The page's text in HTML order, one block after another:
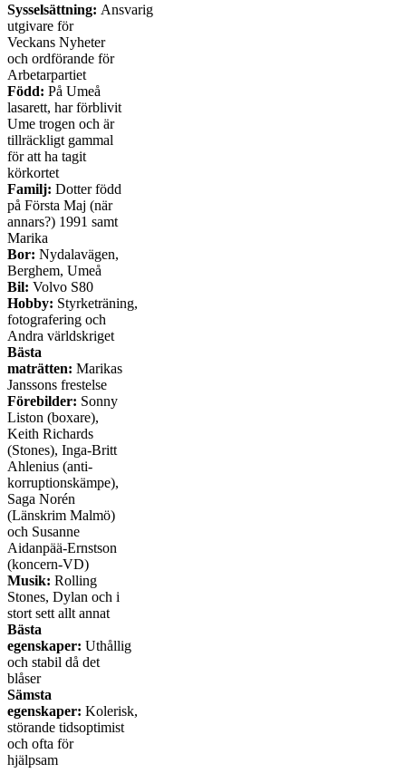
Sysselsättning: Ansvarig
utgivare för
Veckans Nyheter
och ordförande för
Arbetarpartiet
Född: På Umeå
lasarett, har förblivit
Ume trogen och är
tillräckligt gammal
för att ha tagit
körkortet
Familj: Dotter född
på Första Maj (när
annars?) 1991 samt
Marika
Bor: Nydalavägen,
Berghem, Umeå
Bil: Volvo S80
Hobby: Styrketräning,
fotografering och
Andra världskriget
Bästa
maträtten: Marikas
Janssons frestelse
Förebilder: Sonny
Liston (boxare),
Keith Richards
(Stones), Inga-Britt
Ahlenius (anti-
korruptionskämpe),
Saga Norén
(Länskrim Malmö)
och Susanne
Aidanpää-Ernstson
(koncern-VD)
Musik: Rolling
Stones, Dylan och i
stort sett allt annat
Bästa
egenskaper: Uthållig
och stabil då det
blåser
Sämsta
egenskaper: Kolerisk,
störande tidsoptimist
och ofta för
hjälpsam